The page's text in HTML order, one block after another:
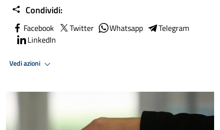
Condividi:
Facebook Twitter Whatsapp
Telegram
LinkedIn
Vedi azioni